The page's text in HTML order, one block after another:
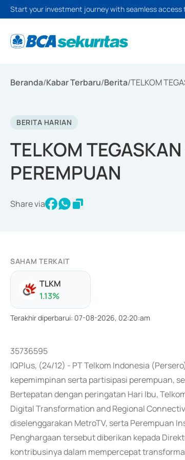
Start your investment journey with seamless
Beranda/Kabar Terbaru/Berita/TELKOM
BERITA HARIAN
TELKOM
PEREMPUAN
Share via
SAHAM TERKAIT
TLKM
1.13%
Terakhir diperbarui: 07-08-2026, 02:20:am
35736595
IQPlus, (24/12) - PT Telkom Indonesia
kepemimpinan serta partisipasi perempuan,
Bertepatan dengan peringatan Hari Ibu,
Digital Transformation and Regional
diselenggarakan MetroTV, serta Perempuan
Penghargaan tersebut diberikan kepada
kontribusinya dalam mempercepat